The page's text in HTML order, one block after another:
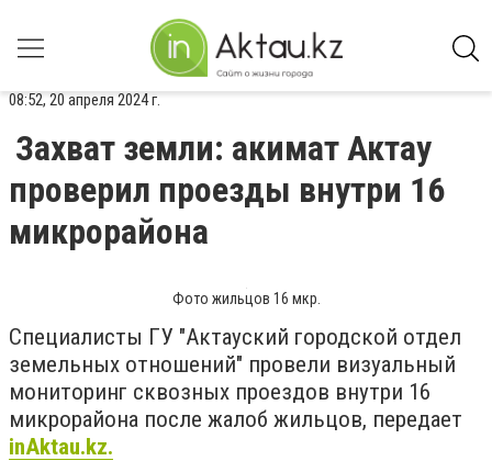
08:52, 20 апреля 2024 г.
Захват земли: акимат Актау
проверил проезды внутри 16
микрорайона
Фото жильцов 16 мкр.
Специалисты ГУ "Актауский городской отдел
земельных отношений" провели визуальный
мониторинг сквозных проездов внутри 16
микрорайона после жалоб жильцов, передает
inAktau.kz.